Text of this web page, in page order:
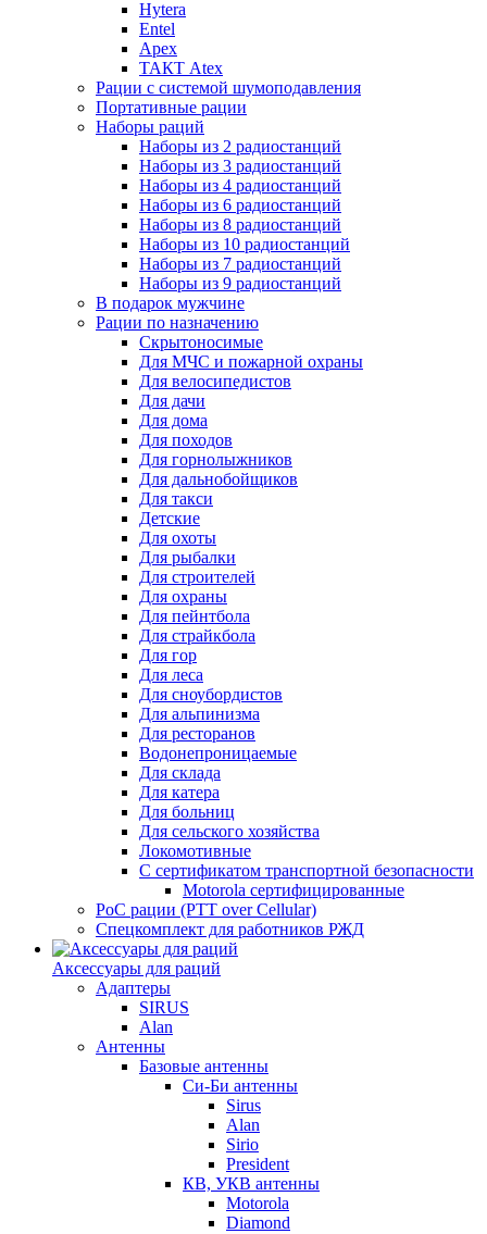
Hytera
Entel
Apex
ТАКТ Atex
Рации с системой шумоподавления
Портативные рации
Наборы раций
Наборы из 2 радиостанций
Наборы из 3 радиостанций
Наборы из 4 радиостанций
Наборы из 6 радиостанций
Наборы из 8 радиостанций
Наборы из 10 радиостанций
Наборы из 7 радиостанций
Наборы из 9 радиостанций
В подарок мужчине
Рации по назначению
Скрытоносимые
Для МЧС и пожарной охраны
Для велосипедистов
Для дачи
Для дома
Для походов
Для горнолыжников
Для дальнобойщиков
Для такси
Детские
Для охоты
Для рыбалки
Для строителей
Для охраны
Для пейнтбола
Для страйкбола
Для гор
Для леса
Для сноубордистов
Для альпинизма
Для ресторанов
Водонепроницаемые
Для склада
Для катера
Для больниц
Для сельского хозяйства
Локомотивные
С сертификатом транспортной безопасности
Motorola сертифицированные
PoC рации (PTT over Cellular)
Спецкомплект для работников РЖД
Аксессуары для раций
Адаптеры
SIRUS
Alan
Антенны
Базовые антенны
Си-Би антенны
Sirus
Alan
Sirio
President
КВ, УКВ антенны
Motorola
Diamond